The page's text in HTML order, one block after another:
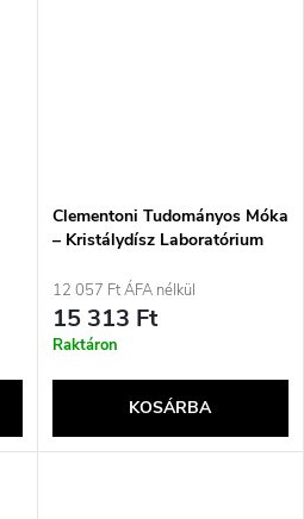
Clementoni Tudományos Móka
– Kristálydísz Laboratórium
12 057 Ft ÁFA nélkül
15 313 Ft
Raktáron
KOSÁRBA